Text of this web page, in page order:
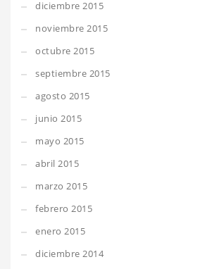
diciembre 2015
noviembre 2015
octubre 2015
septiembre 2015
agosto 2015
junio 2015
mayo 2015
abril 2015
marzo 2015
febrero 2015
enero 2015
diciembre 2014